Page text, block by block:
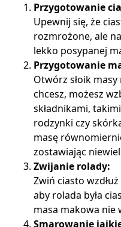
Przygotowanie
Upewnij się, że
rozmrożone, ale
lekko posypanej
Przygotowanie
Otwórz słoik
chcesz, możesz
składnikami,
rodzynki czy
masę
zostawiając
Zwijanie rolady:
Zwiń ciasto
aby rolada była
masa makowa nie
Smarowanie